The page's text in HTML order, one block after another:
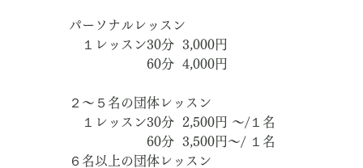
パーソナルレッスン
１レッスン30分  3,000円
60分  4,000円
２～５名の団体レッスン
１レッスン30分  2,500円 ～/１名
60分  3,500円～/ １名
６名以上の団体レッスン